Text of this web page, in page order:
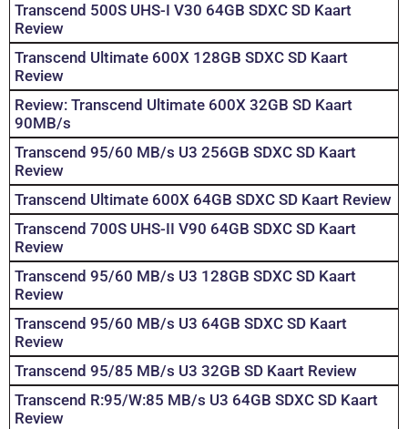
Transcend 500S UHS-I V30 64GB SDXC SD Kaart
Review
Transcend Ultimate 600X 128GB SDXC SD Kaart
Review
Review: Transcend Ultimate 600X 32GB SD Kaart
90MB/s
Transcend 95/60 MB/s U3 256GB SDXC SD Kaart
Review
Transcend Ultimate 600X 64GB SDXC SD Kaart Review
Transcend 700S UHS-II V90 64GB SDXC SD Kaart
Review
Transcend 95/60 MB/s U3 128GB SDXC SD Kaart
Review
Transcend 95/60 MB/s U3 64GB SDXC SD Kaart
Review
Transcend 95/85 MB/s U3 32GB SD Kaart Review
Transcend R:95/W:85 MB/s U3 64GB SDXC SD Kaart
Review